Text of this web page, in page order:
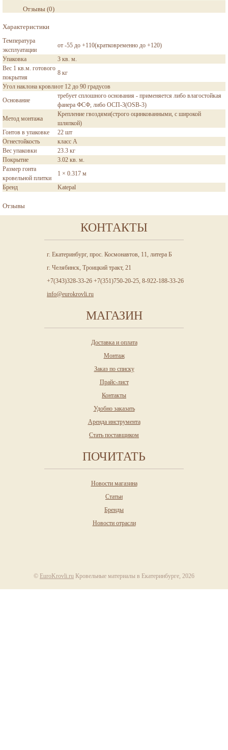
Отзывы (0)
Характеристики
Температура
эксплуатации
от -55 до +110(кратковременно до +120)
Упаковка
3 кв. м.
Вес 1 кв.м. готового
покрытия
8 кг
Угол наклона кровлиот 12 до 90 градусов
Основание
требует сплошного основания - применяется либо влагостойкая
фанера ФСФ, либо ОСП-3(OSB-3)
Метод монтажа
Крепление гвоздями(строго оцинкованными, с широкой
шляпкой)
Гонтов в упаковке
22 шт
Огнестойкость
класс А
Вес упаковки
23.3 кг
Покрытие
3.02 кв. м.
Размер гонта
кровельной плитки
1 × 0.317 м
Бренд
Katepal
Отзывы
КОНТАКТЫ
г. Екатеринбург, прос. Космонавтов, 11, литера Б
г. Челябинск, Троицкий тракт, 21
+7(343)328-33-26 +7(351)750-20-25, 8-922-188-33-26
info@eurokrovli.ru
МАГАЗИН
Доставка и оплата
Монтаж
Заказ по списку
Прайс-лист
Контакты
Удобно заказать
Аренда инструмента
Стать поставщиком
ПОЧИТАТЬ
Новости магазина
Статьи
Бренды
Новости отрасли
© EuroKrovli.ru Кровельные материалы в Екатеринбурге, 2026